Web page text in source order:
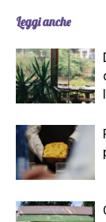
Leggi anche